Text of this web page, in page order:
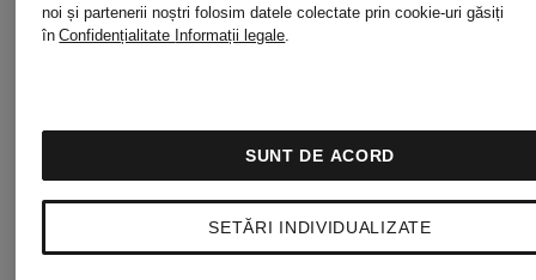
bărbaț
pentru
noi și partenerii noștri folosim datele colectate prin cookie-uri găsiți
înConfidențialitate Informații legale.
SETĂRI INDIVIDUALIZATE
SUNT DE ACORD